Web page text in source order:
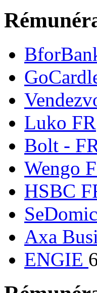
Luko FR
Bolt -
Wengo
HSBC
Axa
ENGIE